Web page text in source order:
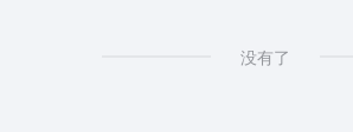
没有了